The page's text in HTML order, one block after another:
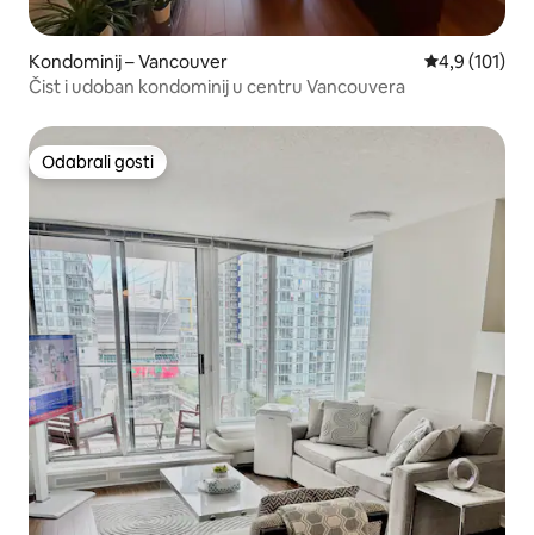
Kondominij – Vancouver Prosječna
4,9 (101)
Čist i udoban kondominij u centru Vancouvera
Odabrali gosti
Odabrali gosti